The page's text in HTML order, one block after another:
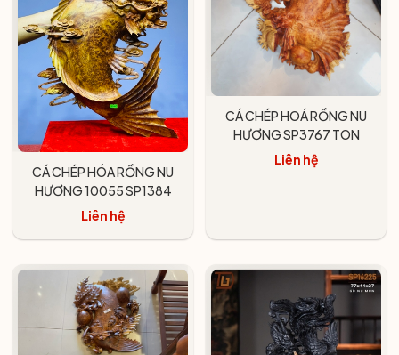
CÁ CHÉP HÓA RỒNG NU
HƯƠNG 10055 SP1384
Liên hệ
CÁ CHÉP HOÁ RỒNG NU
HƯƠNG SP3767 TON
Liên hệ